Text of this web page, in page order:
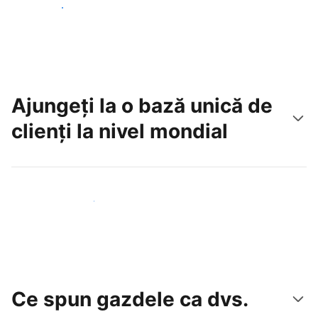
Începeți astăzi
Ajungeți la o bază unică de
clienți la nivel mondial
Atrageți noi oaspeți astăzi
Ce spun gazdele ca dvs.